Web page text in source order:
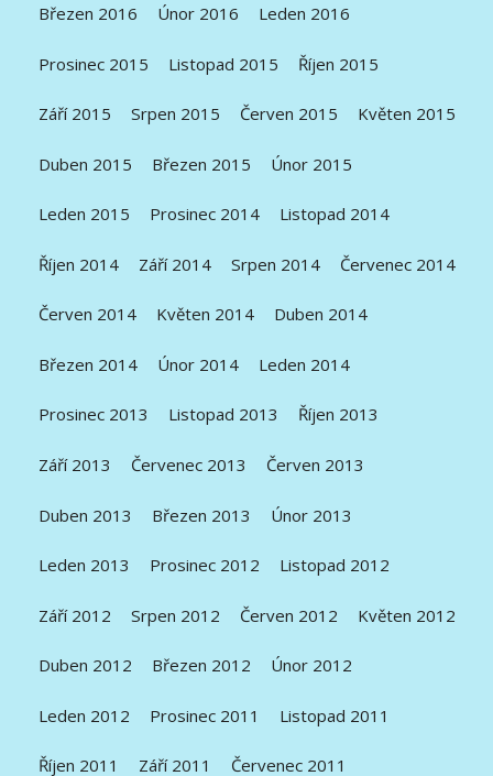
Březen 2016 Únor 2016 Leden 2016
Prosinec 2015 Listopad 2015 Říjen 2015
Září 2015 Srpen 2015 Červen 2015 Květen 2015
Duben 2015 Březen 2015 Únor 2015
Leden 2015 Prosinec 2014 Listopad 2014
Říjen 2014 Září 2014 Srpen 2014 Červenec 2014
Červen 2014 Květen 2014 Duben 2014
Březen 2014 Únor 2014 Leden 2014
Prosinec 2013 Listopad 2013 Říjen 2013
Září 2013 Červenec 2013 Červen 2013
Duben 2013 Březen 2013 Únor 2013
Leden 2013 Prosinec 2012 Listopad 2012
Září 2012 Srpen 2012 Červen 2012 Květen 2012
Duben 2012 Březen 2012 Únor 2012
Leden 2012 Prosinec 2011 Listopad 2011
Říjen 2011 Září 2011 Červenec 2011